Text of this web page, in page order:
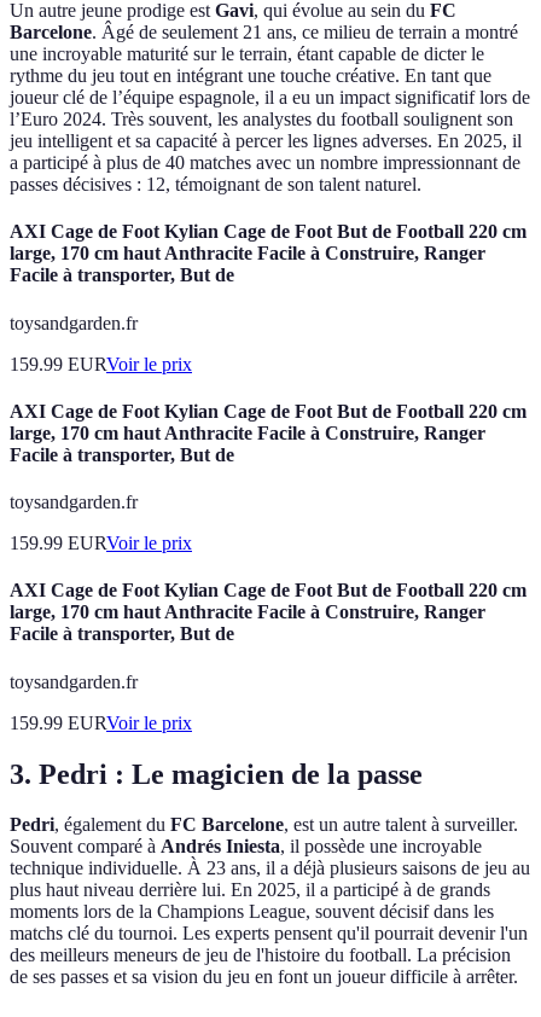
Un autre jeune prodige est Gavi, qui évolue au sein du FC
Barcelone. Âgé de seulement 21 ans, ce milieu de terrain a montré
une incroyable maturité sur le terrain, étant capable de dicter le
rythme du jeu tout en intégrant une touche créative. En tant que
joueur clé de l’équipe espagnole, il a eu un impact significatif lors de
l’Euro 2024. Très souvent, les analystes du football soulignent son
jeu intelligent et sa capacité à percer les lignes adverses. En 2025, il
a participé à plus de 40 matches avec un nombre impressionnant de
passes décisives : 12, témoignant de son talent naturel.
AXI Cage de Foot Kylian Cage de Foot But de Football 220 cm
large, 170 cm haut Anthracite Facile à Construire, Ranger
Facile à transporter, But de
toysandgarden.fr
159.99 EURVoir le prix
AXI Cage de Foot Kylian Cage de Foot But de Football 220 cm
large, 170 cm haut Anthracite Facile à Construire, Ranger
Facile à transporter, But de
toysandgarden.fr
159.99 EURVoir le prix
AXI Cage de Foot Kylian Cage de Foot But de Football 220 cm
large, 170 cm haut Anthracite Facile à Construire, Ranger
Facile à transporter, But de
toysandgarden.fr
159.99 EURVoir le prix
3. Pedri : Le magicien de la passe
Pedri, également du FC Barcelone, est un autre talent à surveiller.
Souvent comparé à Andrés Iniesta, il possède une incroyable
technique individuelle. À 23 ans, il a déjà plusieurs saisons de jeu au
plus haut niveau derrière lui. En 2025, il a participé à de grands
moments lors de la Champions League, souvent décisif dans les
matchs clé du tournoi. Les experts pensent qu'il pourrait devenir l'un
des meilleurs meneurs de jeu de l'histoire du football. La précision
de ses passes et sa vision du jeu en font un joueur difficile à arrêter.